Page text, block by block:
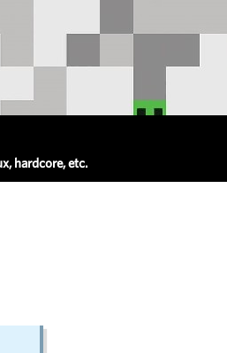
hardcore, etc.